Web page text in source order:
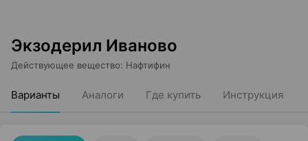
Экзодерил Иваново
Действующее вещество: Нафтифин
Варианты Аналоги Где купить Инструкция